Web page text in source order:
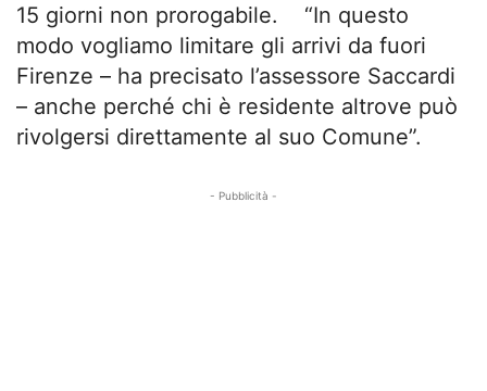
15 giorni non prorogabile. “In questo
modo vogliamo limitare gli arrivi da fuori
Firenze – ha precisato l’assessore Saccardi
– anche perché chi è residente altrove può
rivolgersi direttamente al suo Comune”.
- Pubblicità -